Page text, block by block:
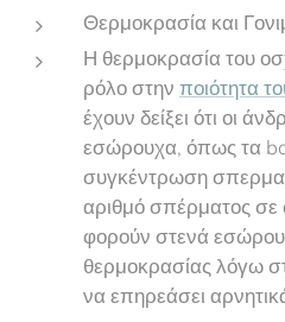
Θερμοκρασία και
Η θερμοκρασία του
ρόλο στην ποιότητα
έχουν δείξει ότι οι
εσώρουχα, όπως τα
συγκέντρωση
αριθμό σπέρματος σε
φορούν στενά
θερμοκρασίας λόγω
να επηρεάσει